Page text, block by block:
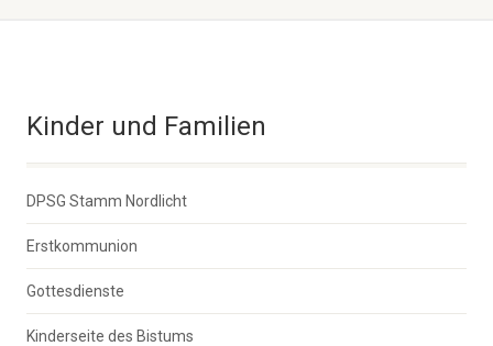
Kinder und Familien
DPSG Stamm Nordlicht
Erstkommunion
Gottesdienste
Kinderseite des Bistums